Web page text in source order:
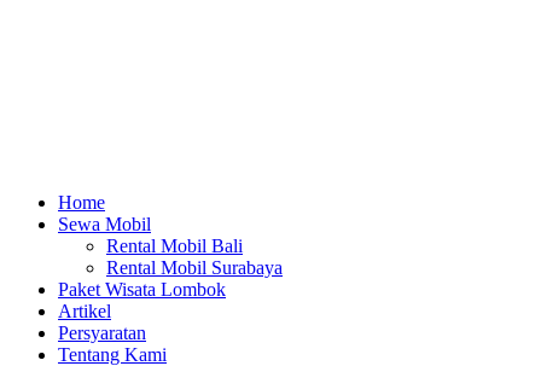
Home
Sewa Mobil
Rental Mobil Bali
Rental Mobil Surabaya
Paket Wisata Lombok
Artikel
Persyaratan
Tentang Kami